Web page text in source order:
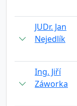
JUDr. Jan
Nejedlík
Ing. Jiří
Záworka